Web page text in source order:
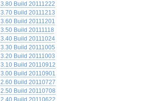
3.80 Build 20111222
3.70 Build 20111213
3.60 Build 20111201
3.50 Build 20111118
3.40 Build 20111024
3.30 Build 20111005
3.20 Build 20111003
3.10 Build 20110912
3.00 Build 20110901
2.60 Build 20110727
2.50 Build 20110708
2.40 Build 20110622